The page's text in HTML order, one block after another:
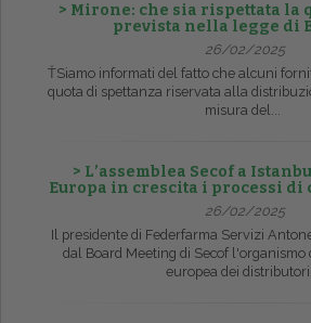
> Mirone: che sia rispettata la
prevista nella legge di
26/02/2025
ŤSiamo informati del fatto che alcuni
quota di spettanza riservata alla
misura del...
> L’assemblea Secof a
Europa in crescita i processi di
26/02/2025
Il presidente di Federfarma Servizi
dal Board Meeting di Secof l'organismo
europea dei